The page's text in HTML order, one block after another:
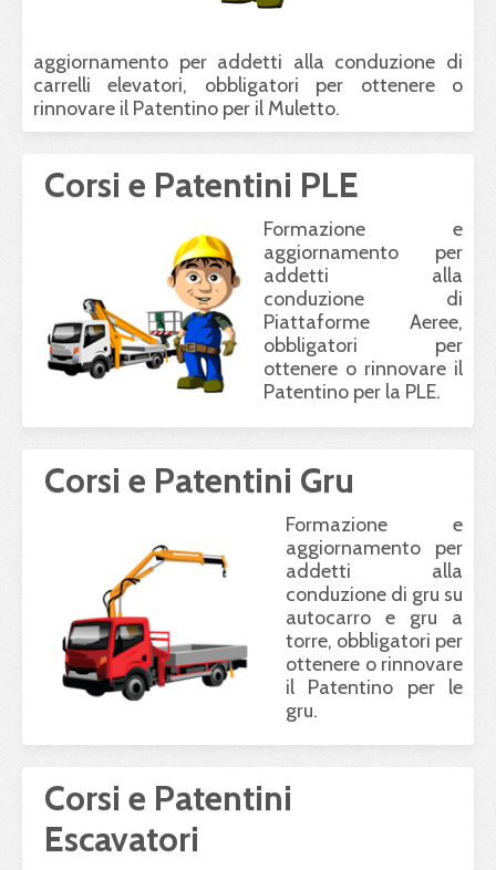
aggiornamento per addetti alla conduzione di
carrelli elevatori, obbligatori per ottenere o
rinnovare il Patentino per il Muletto.
Corsi e Patentini PLE
Formazione e
aggiornamento per
addetti alla
conduzione di
Piattaforme Aeree,
obbligatori per
ottenere o rinnovare il
Patentino per la PLE.
Corsi e Patentini Gru
Formazione e
aggiornamento per
addetti alla
conduzione di gru su
autocarro e gru a
torre, obbligatori per
ottenere o rinnovare
il Patentino per le
gru.
Corsi e Patentini
Escavatori